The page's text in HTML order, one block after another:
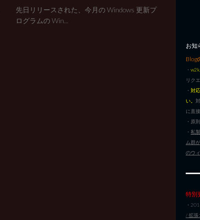
先日リリースされた、今月の Windows 更新プ
ログラムの Win...
お知
Blog
・
リク
・ 対
い。
に直
・原
・ 私
ム群
のウ
特別
・
/ 拡張